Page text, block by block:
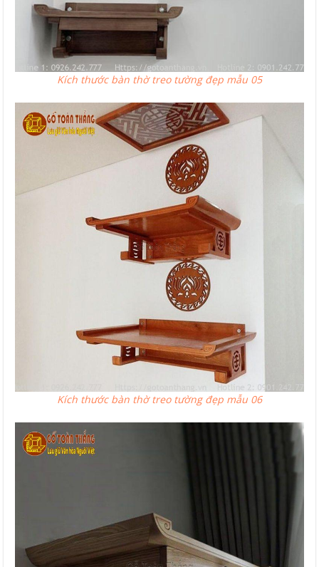
Kích thước bàn thờ treo tường đẹp mẫu 05
Kích thước bàn thờ treo tường đẹp mẫu 06